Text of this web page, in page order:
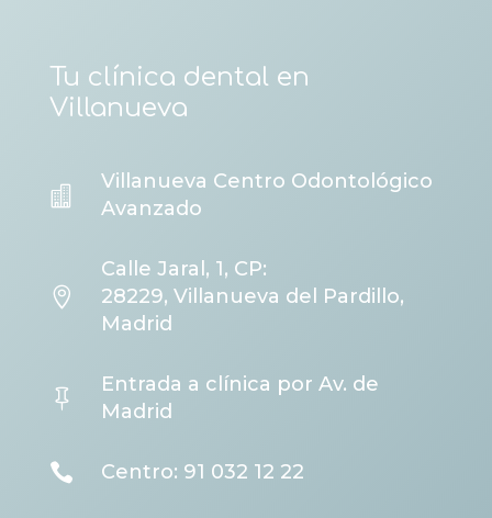
Tu clínica dental en
Villanueva

Villanueva Centro Odontológico
Avanzado

Calle Jaral, 1, CP:
28229, Villanueva del Pardillo,
Madrid

Entrada a clínica por Av. de
Madrid
 Centro: 91 032 12 22